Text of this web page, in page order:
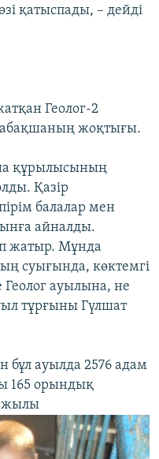
қатыспады, – дейді
Геолог-2
жоқтығы.
құрылысының
Қазір
балалар мен
айналды.
жатыр. Мұнда
суығында, көктемгі
Геолог ауылына, не
тұрғыны Гүлшат
бұл ауылда 2576 адам
165 орындық
жылы